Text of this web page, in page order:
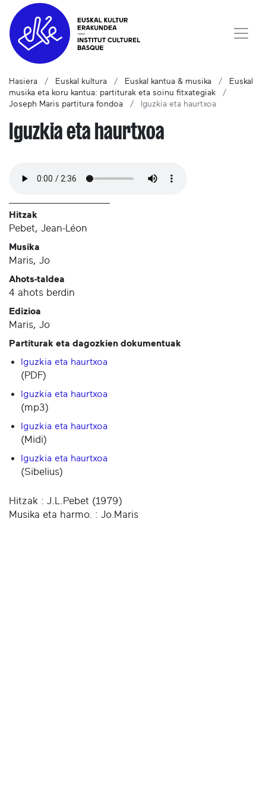
Hasiera Euskal kultura Euskal kantua & musika
Euskal
musika eta koru kantua: partiturak eta soinu fitxategiak
Joseph Maris partitura fondoa
Iguzkia eta haurtxoa
Iguzkia eta haurtxoa
Hitzak
Pebet, Jean-Léon
Musika
Maris, Jo
Ahots-taldea
4 ahots berdin
Edizioa
Maris, Jo
Partiturak eta dagozkien dokumentuak
Iguzkia eta haurtxoa
(PDF)
Iguzkia eta haurtxoa
(mp3)
Iguzkia eta haurtxoa
(Midi)
Iguzkia eta haurtxoa
(Sibelius)
Hitzak : J.L.Pebet (1979)
Musika eta harmo. : Jo.Maris